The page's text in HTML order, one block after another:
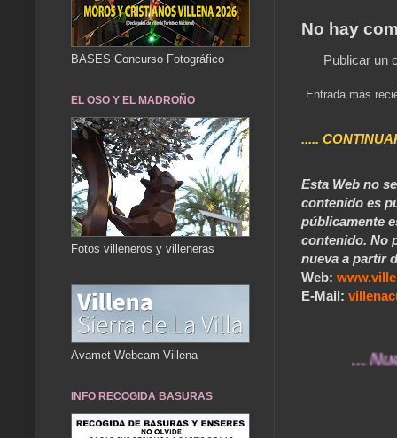
No hay
Publicar un
Entrada más
.....
Esta Web no
contenido es
públicamente
contenido. No
nueva a partir
Web:
E-Mail:
...
BASES Concurso Fotográfico
EL OSO Y EL MADROÑO
Fotos villeneros y villeneras
Avamet Webcam Villena
INFO RECOGIDA BASURAS